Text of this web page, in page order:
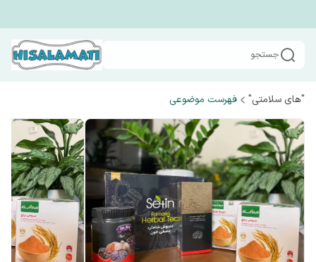
جستجو
"های سلامتی" فهرست موضوعی